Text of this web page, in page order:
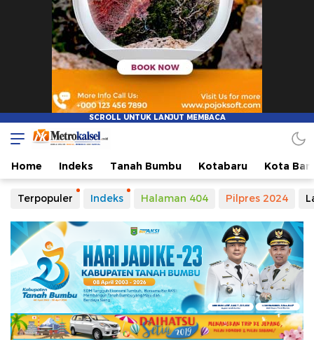
Home Indeks Tanah Bumbu Kotabaru Kota
Terpopuler Indeks Halaman 404 Pilpres 2024